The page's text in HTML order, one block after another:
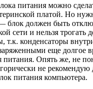
питания можно
платой. Но
блок должен быть
сети и нельзя трогать
т.к. конденсаторы
еще долгое
питания. Опять же, не
не рекомендую
питания компьютера.